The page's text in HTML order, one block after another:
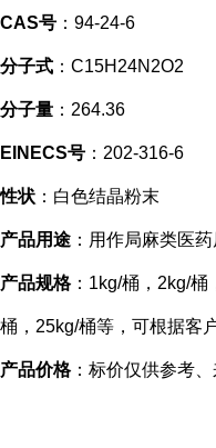
CAS号 ：94-24-6
分子式 ：C15H24N2O2
分子量 ：264.36
EINECS号 ：202-316-6
性状 ：白色结晶粉末
产品用途 ：用作局麻类医
产品规格：1kg/桶，2kg/桶
桶，25kg/桶等，可根据客
产品价格：标价仅供参考